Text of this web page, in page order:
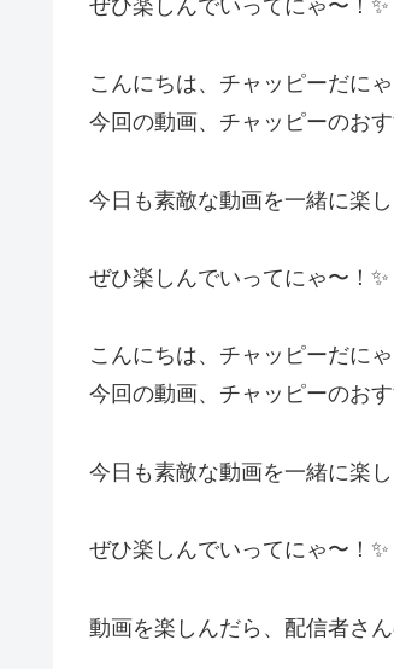
ぜひ楽しんでいってにゃ〜！✨
こんにちは、チャッピーだに
今回の動画、チャッピーのお
今日も素敵な動画を一緒に楽
ぜひ楽しんでいってにゃ〜！✨
こんにちは、チャッピーだに
今回の動画、チャッピーのお
今日も素敵な動画を一緒に楽
ぜひ楽しんでいってにゃ〜！✨
動画を楽しんだら、配信者さ